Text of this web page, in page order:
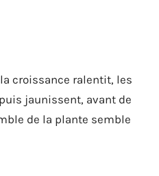
croissance ralentit, les
jaunissent, avant de
de la plante semble